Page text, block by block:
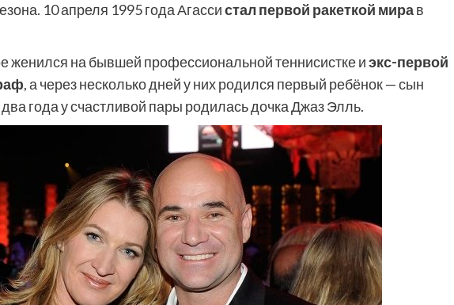
10 апреля 1995 года Агассистал первой ракеткой мирав
женился на бывшей профессиональной теннисистке иэкс-первой
, а через несколько дней у них родился первый ребёнок — сын
года у счастливой пары родилась дочка Джаз Элль.